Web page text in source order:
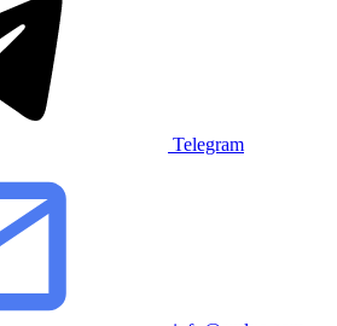
Telegram